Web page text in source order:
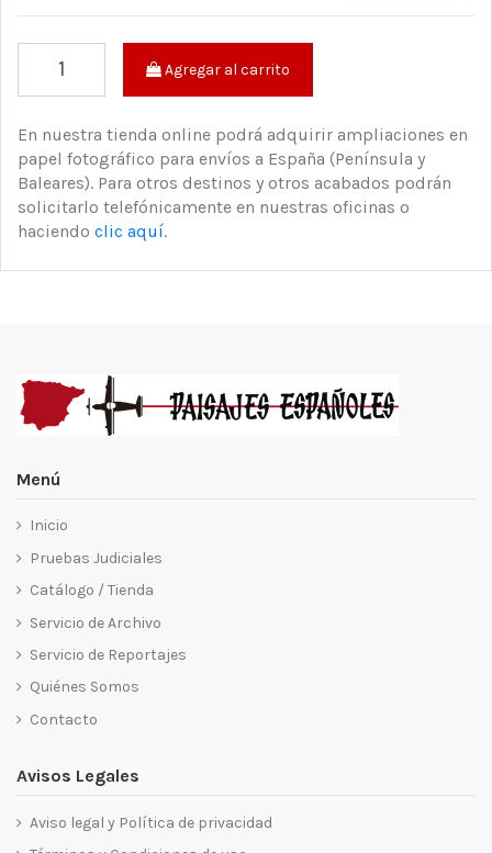
Agregar al carrito
En nuestra tienda online podrá adquirir ampliaciones en
papel fotográfico para envíos a España (Península y
Baleares). Para otros destinos y otros acabados podrán
solicitarlo telefónicamente en nuestras oficinas o
haciendo clic aquí.
Menú
Inicio
Pruebas Judiciales
Catálogo / Tienda
Servicio de Archivo
Servicio de Reportajes
Quiénes Somos
Contacto
Avisos Legales
Aviso legal y Política de privacidad